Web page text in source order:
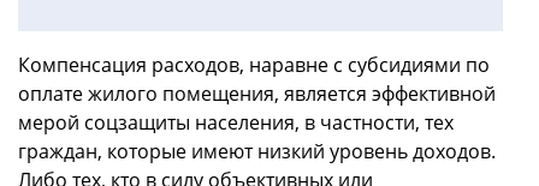
Компенсация расходов, наравне с субсидиями по
оплате жилого помещения, является эффективной
мерой соцзащиты населения, в частности, тех
граждан, которые имеют низкий уровень доходов.
Либо тех, кто в силу объективных или